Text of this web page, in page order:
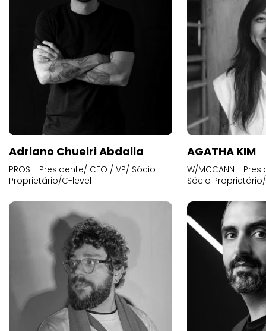
Adriano Chueiri Abdalla
PROS - Presidente/ CEO / VP/ Sócio
Proprietário/C-level
AGATHA KIM
W/MCCANN -
Sócio